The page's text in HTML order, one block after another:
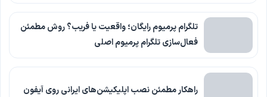
تلگرام پرمیوم رایگان؛ واقعیت یا فریب؟ روش مطمئن
فعال‌سازی تلگرام پرمیوم اصلی
راهکار مطمئن نصب اپلیکیشن‌های ایرانی روی آیفون